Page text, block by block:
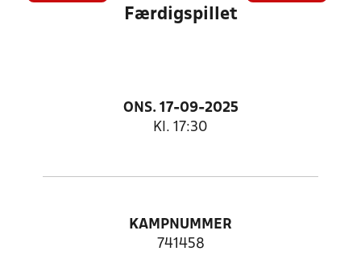
Færdigspillet
ONS. 17-09-2025
Kl. 17:30
KAMPNUMMER
741458